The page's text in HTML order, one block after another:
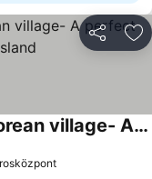
Ocean Blue Suite in small Azorean village- A perfect stay to explore the Island